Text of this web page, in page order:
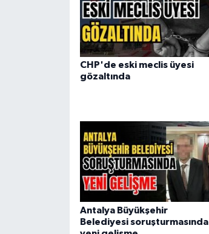
CHP'de eski meclis üyesi
gözaltında
Antalya Büyükşehir
Belediyesi soruşturmasında